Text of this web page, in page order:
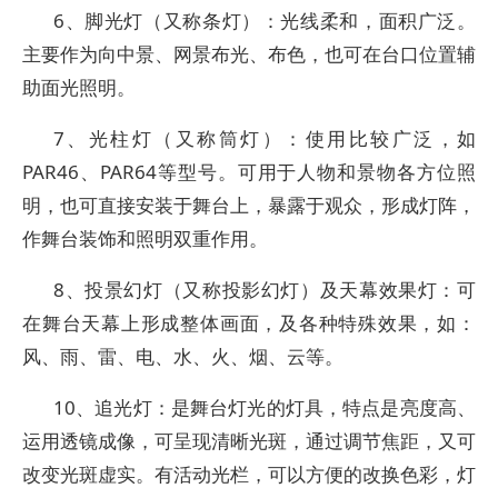
6、脚光灯（又称条灯）：光线柔和，面积广泛。
主要作为向中景、网景布光、布色，也可在台口位置辅
助面光照明。
7、光柱灯（又称筒灯）：使用比较广泛，如
PAR46、PAR64等型号。可用于人物和景物各方位照
明，也可直接安装于舞台上，暴露于观众，形成灯阵，
作舞台装饰和照明双重作用。
8、投景幻灯（又称投影幻灯）及天幕效果灯：可
在舞台天幕上形成整体画面，及各种特殊效果，如：
风、雨、雷、电、水、火、烟、云等。
10、追光灯：是舞台灯光的灯具，特点是亮度高、
运用透镜成像，可呈现清晰光斑，通过调节焦距，又可
改变光斑虚实。有活动光栏，可以方便的改换色彩，灯